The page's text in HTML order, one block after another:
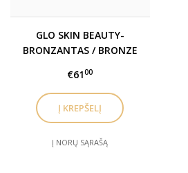
GLO SKIN BEAUTY-
BRONZANTAS / BRONZE
€6100
Į NORŲ SĄRAŠĄ